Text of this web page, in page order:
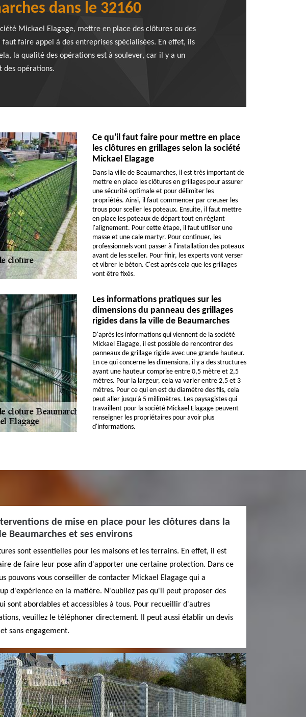
dans le 32160
Mickael Elagage, mettre en place des clôtures ou des
faire appel à des entreprises spécialisées. En effet, ils
la qualité des opérations est à soulever, car il y a un
des opérations.
Ce qu'il faut faire pour mettre en place
les clôtures en grillages selon la société
Mickael Elagage
Dans la ville de Beaumarches, il est très important de
mettre en place les clôtures en grillages pour assurer
une sécurité optimale et pour délimiter les
propriétés. Ainsi, il faut commencer par creuser les
trous pour sceller les poteaux. Ensuite, il faut mettre
en place les poteaux de départ tout en réglant
l'alignement. Pour cette étape, il faut utiliser une
masse et une cale martyr. Pour continuer, les
professionnels vont passer à l'installation des poteaux
avant de les sceller. Pour finir, les experts vont verser
et vibrer le béton. C'est après cela que les grillages
vont être fixés.
Les informations pratiques sur les
dimensions du panneau des grillages
rigides dans la ville de Beaumarches
D'après les informations qui viennent de la société
Mickael Elagage, il est possible de rencontrer des
panneaux de grillage rigide avec une grande hauteur.
En ce qui concerne les dimensions, il y a des structures
ayant une hauteur comprise entre 0,5 mètre et 2,5
mètres. Pour la largeur, cela va varier entre 2,5 et 3
mètres. Pour ce qui en est du diamètre des fils, cela
peut aller jusqu'à 5 millimètres. Les paysagistes qui
travaillent pour la société Mickael Elagage peuvent
renseigner les propriétaires pour avoir plus
d'informations.
de mise en place pour les clôtures dans la
Beaumarches et ses environs
sont essentielles pour les maisons et les terrains. En effet, il est
de faire leur pose afin d'apporter une certaine protection. Dans ce
pouvons vous conseiller de contacter Mickael Elagage qui a
d'expérience en la matière. N'oubliez pas qu'il peut proposer des
sont abordables et accessibles à tous. Pour recueillir d'autres
veuillez le téléphoner directement. Il peut aussi établir un devis
sans engagement.